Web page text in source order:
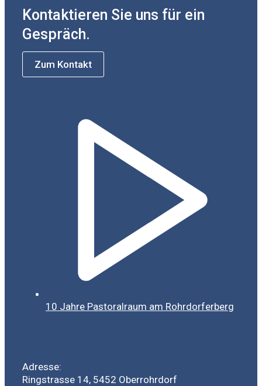
Kontaktieren Sie uns für ein
Gespräch.
Zum Kontakt
10 Jahre Pastoralraum am Rohrdorferberg
Adresse:
Ringstrasse 14, 5452 Oberrohrdorf